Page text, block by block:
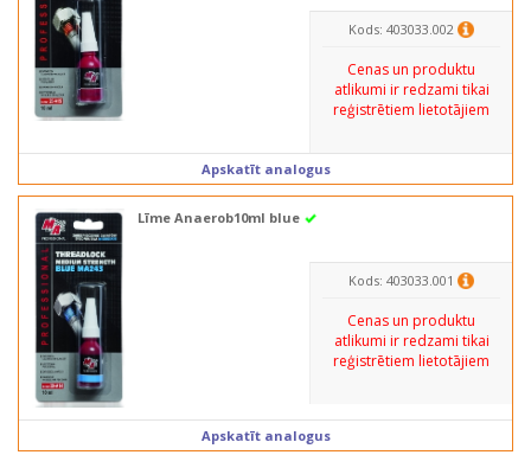
Kods: 403033.002
Cenas un produktu
atlikumi ir redzami tikai
reģistrētiem lietotājiem
Apskatīt analogus
Līme Anaerob10ml blue
Kods: 403033.001
Cenas un produktu
atlikumi ir redzami tikai
reģistrētiem lietotājiem
Apskatīt analogus